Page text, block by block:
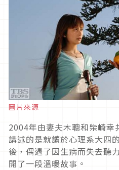
圖片來源
2004年由妻夫木聰和柴崎幸
講述的是就讀於心理系大四
後，偶遇了因生病而失去聽
開了一段溫暖故事。